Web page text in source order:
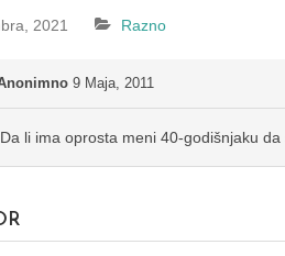
2021 Razno
9 Maja, 2011
Da li ima oprosta meni 40-godišnjaku